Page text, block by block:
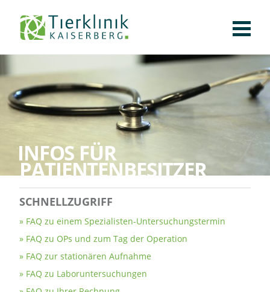
KLINIK
STELLENANGEBOTE
APOTHEKE
FACHBEREICHE
AKTUELLES
LEXIKON
Tierklinik
Kaiserberg
INFOS FÜR
PATIENTENBESITZER
SCHNELLZUGRIFF
FAQ zu einem Spezialisten-Untersuchungstermin
FAQ zu OPs und zum Tag der Operation
FAQ zur stationären Aufnahme
FAQ zu Laboruntersuchungen